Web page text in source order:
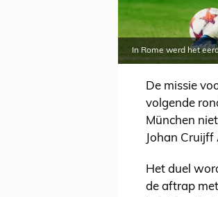
In Rome werd het
De missie
volgende
München
Johan
Het duel
de aftrap